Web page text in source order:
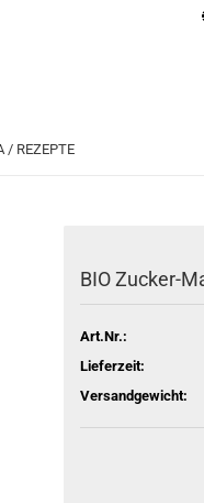
Passwort vergessen?
/ REZEPTE
BIO Zucker-
Art.Nr.:
Lieferzeit:
Versandgewicht: